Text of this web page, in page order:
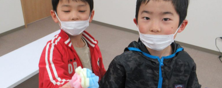
スタッフ紹介
アクセス
よくあるご質問